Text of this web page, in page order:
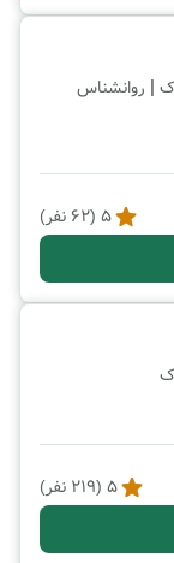
| روانشناس
5
(
62 نفر)
5
(
219 نفر)